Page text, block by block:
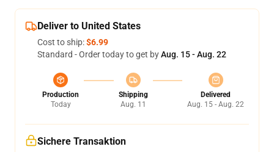
Deliver to United States
Cost to ship:$6.99
Standard - Order today to get byAug. 15 - Aug. 22
Production
Today
Shipping
Aug. 11
Delivered
Aug. 15 - Aug. 22
Sichere Transaktion